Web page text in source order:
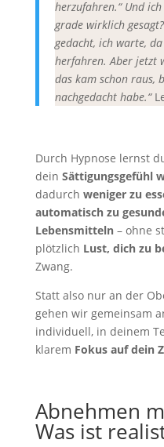
herzufahren.“ Und
grade wirklich
gedacht, ich warte,
herfahren. Aber jetzt
das kam schon raus,
nachgedacht habe.“
Durch Hypnose lernst
dein Sättigungsgefühl
dadurch weniger zu
automatisch zu
Lebensmitteln– ohne
plötzlich Lust, dich zu
Zwang.
Statt also nur an der
gehen wir gemeinsam
individuell, in deinem
klarem Fokus auf dein
Abnehmen
Was ist